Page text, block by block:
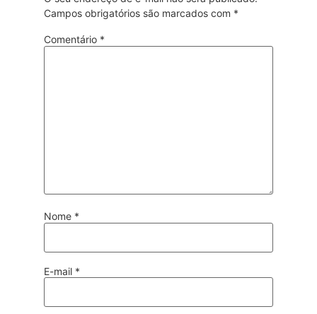
Campos obrigatórios são marcados com *
Comentário *
Nome *
E-mail *